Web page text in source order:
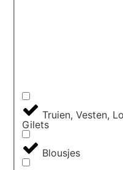
Truien, Vesten,
Gilets
Blousjes